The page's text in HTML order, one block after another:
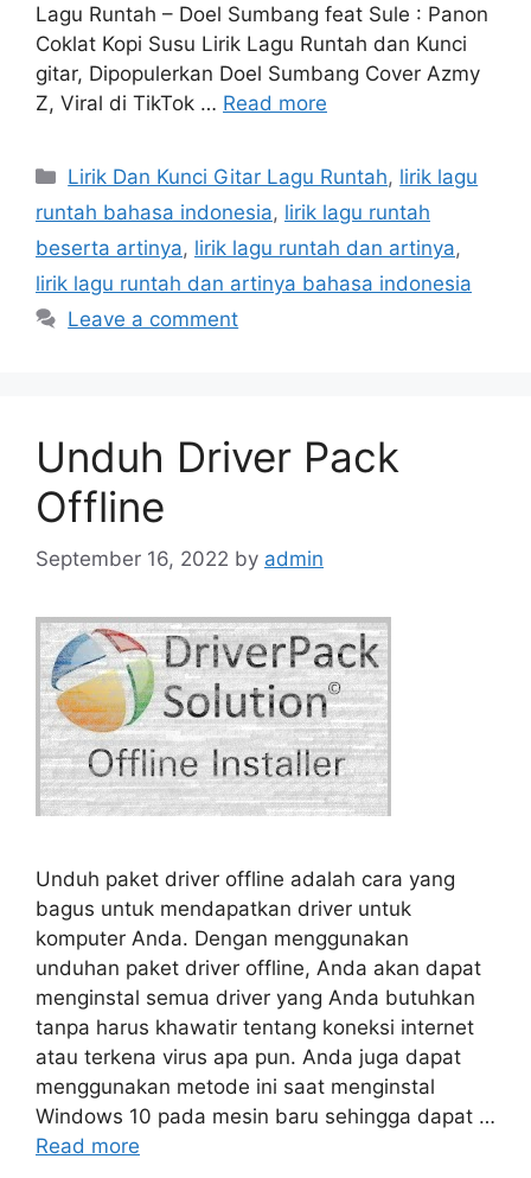
Lagu Runtah – Doel Sumbang feat Sule : Panon
Coklat Kopi Susu Lirik Lagu Runtah dan Kunci
gitar, Dipopulerkan Doel Sumbang Cover Azmy
Z, Viral di TikTok … Read more
Categories
Lirik Dan Kunci Gitar Lagu Runtah, lirik lagu
runtah bahasa indonesia, lirik lagu runtah
beserta artinya, lirik lagu runtah dan artinya,
lirik lagu runtah dan artinya bahasa indonesia
Leave a comment
Unduh Driver Pack
Offline
September 16, 2022 by admin
Unduh paket driver offline adalah cara yang
bagus untuk mendapatkan driver untuk
komputer Anda. Dengan menggunakan
unduhan paket driver offline, Anda akan dapat
menginstal semua driver yang Anda butuhkan
tanpa harus khawatir tentang koneksi internet
atau terkena virus apa pun. Anda juga dapat
menggunakan metode ini saat menginstal
Windows 10 pada mesin baru sehingga dapat …
Read more